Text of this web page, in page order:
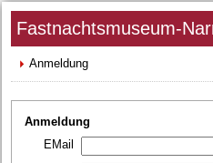
Fastnachtsmuseum-
Anmeldung
Anmeldung
EMail